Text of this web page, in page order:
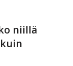
niillä